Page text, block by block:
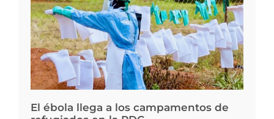
El ébola llega a los campamentos de